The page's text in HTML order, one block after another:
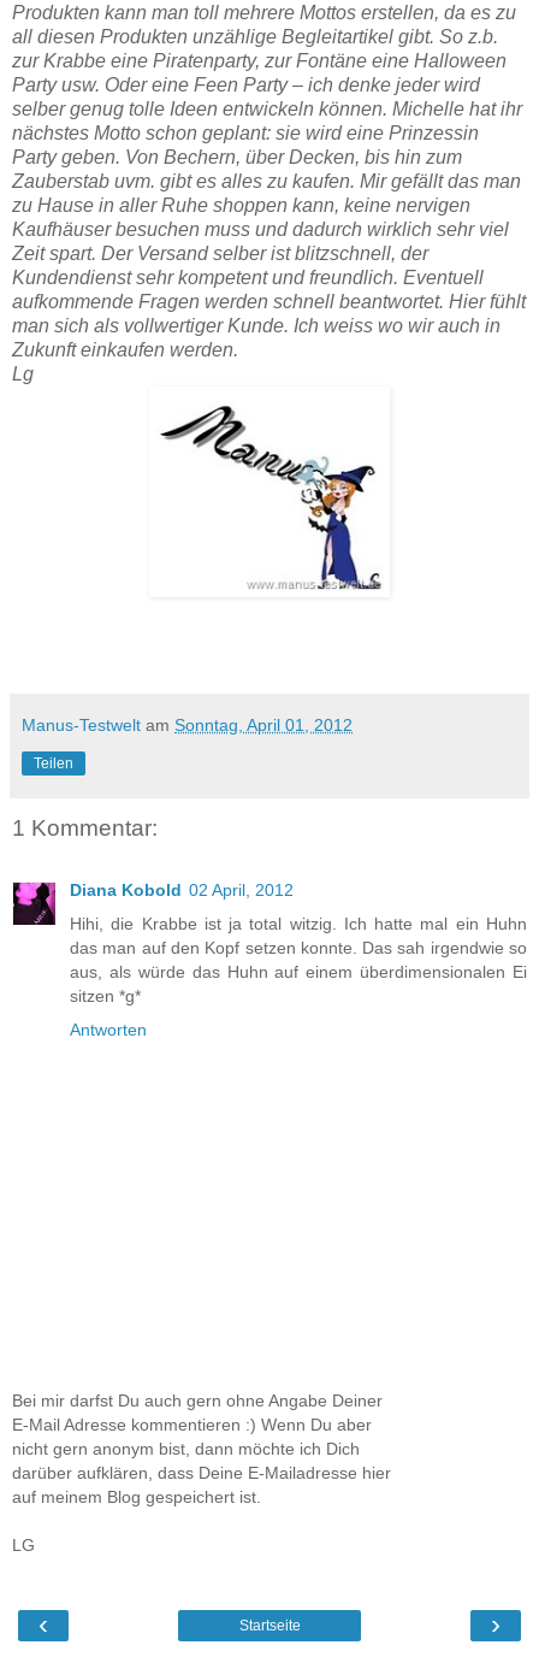
Produkten kann man toll mehrere Mottos erstellen, da es zu
all diesen Produkten unzählige Begleitartikel gibt. So z.b.
zur Krabbe eine Piratenparty, zur Fontäne eine Halloween
Party usw. Oder eine Feen Party – ich denke jeder wird
selber genug tolle Ideen entwickeln können. Michelle hat ihr
nächstes Motto schon geplant: sie wird eine Prinzessin
Partygeben. Von Bechern, über Decken, bis hin zum
Zauberstab uvm. gibt es alles zu kaufen. Mir gefällt das man
zu Hause in aller Ruhe shoppen kann, keine nervigen
Kaufhäuser besuchen muss und dadurch wirklich sehr viel
Zeit spart. Der Versand selber ist blitzschnell, der
Kundendienst sehr kompetent und freundlich. Eventuell
aufkommende Fragen werden schnell beantwortet. Hier fühlt
man sich als vollwertiger Kunde. Ich weiss wo wir auch in
Zukunft einkaufen werden.
Lg
Manus-Testwelt am Sonntag, April 01, 2012
Teilen
1 Kommentar:
Diana Kobold 02 April, 2012
Hihi, die Krabbe ist ja total witzig. Ich hatte mal ein Huhn
das man auf den Kopf setzen konnte. Das sah irgendwie so
aus, als würde das Huhn auf einem überdimensionalen Ei
sitzen *g*
Antworten
Bei mir darfst Du auch gern ohne Angabe Deiner
E-Mail Adresse kommentieren :) Wenn Du aber
nicht gern anonym bist, dann möchte ich Dich
darüber aufklären, dass Deine E-Mailadresse hier
auf meinem Blog gespeichert ist.
LG
‹ ›
Startseite